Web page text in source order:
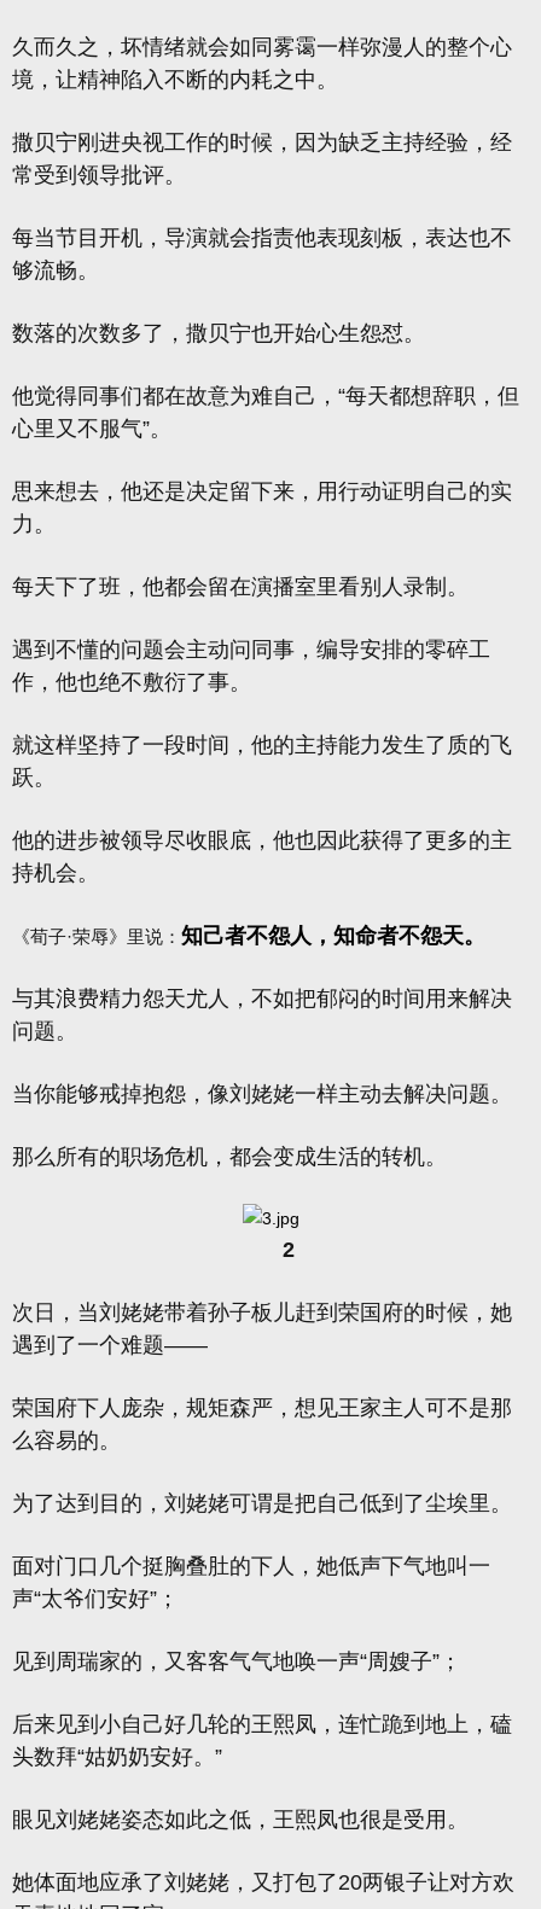
久而久之，坏情绪就会如同雾霭一样弥漫人的整个心
境，让精神陷入不断的内耗之中。
撒贝宁刚进央视工作的时候，因为缺乏主持经验，经
常受到领导批评。
每当节目开机，导演就会指责他表现刻板，表达也不
够流畅。
数落的次数多了，撒贝宁也开始心生怨怼。
他觉得同事们都在故意为难自己，“每天都想辞职，但
心里又不服气”。
思来想去，他还是决定留下来，用行动证明自己的实
力。
每天下了班，他都会留在演播室里看别人录制。
遇到不懂的问题会主动问同事，编导安排的零碎工
作，他也绝不敷衍了事。
就这样坚持了一段时间，他的主持能力发生了质的飞
跃。
他的进步被领导尽收眼底，他也因此获得了更多的主
持机会。
《荀子·荣辱》里说： 知己者不怨人，知命者不怨天。
与其浪费精力怨天尤人，不如把郁闷的时间用来解决
问题。
当你能够戒掉抱怨，像刘姥姥一样主动去解决问题。
那么所有的职场危机，都会变成生活的转机。
2
次日，当刘姥姥带着孙子板儿赶到荣国府的时候，她
遇到了一个难题——
荣国府下人庞杂，规矩森严，想见王家主人可不是那
么容易的。
为了达到目的，刘姥姥可谓是把自己低到了尘埃里。
面对门口几个挺胸叠肚的下人，她低声下气地叫一
声“太爷们安好”；
见到周瑞家的，又客客气气地唤一声“周嫂子”；
后来见到小自己好几轮的王熙凤，连忙跪到地上，磕
头数拜“姑奶奶安好。”
眼见刘姥姥姿态如此之低，王熙凤也很是受用。
她体面地应承了刘姥姥，又打包了20两银子让对方欢